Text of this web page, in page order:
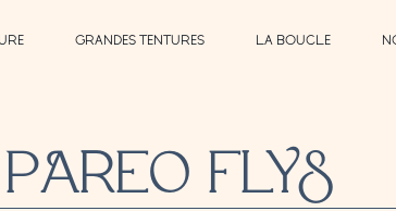
GRANDES TENTURES LA BOUCLE
PAREO FLYS